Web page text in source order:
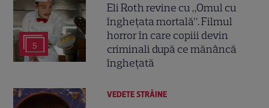
5
Eli Roth revine cu „Omul cu
înghețata mortală”. Filmul
horror în care copiii devin
criminali după ce mănâncă
înghețată
VEDETE STRĂINE